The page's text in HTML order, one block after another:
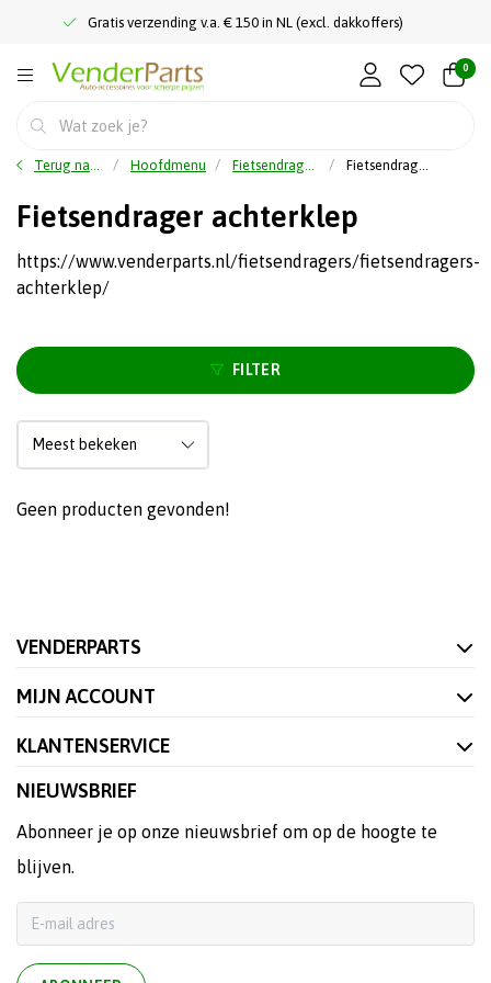
Gratis verzending v.a. € 150 in NL (excl. dakkoffers)
0
Terug naar home Hoofdmenu Fietsendragers Fietsendrager achterklep
Fietsendrager achterklep
https://www.venderparts.nl/fietsendragers/fietsendragers-
achterklep/
FILTER
Geen producten gevonden!
VENDERPARTS
MIJN ACCOUNT
KLANTENSERVICE
NIEUWSBRIEF
Abonneer je op onze nieuwsbrief om op de hoogte te
blijven.